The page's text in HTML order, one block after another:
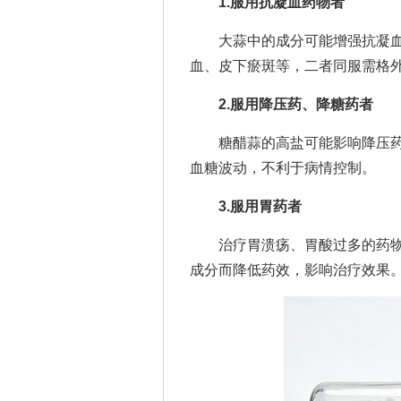
大蒜中的成分可能增强抗凝血
血、皮下瘀斑等，二者同服需格
2.服用降压药、降糖药者
糖醋蒜的高盐可能影响降压药
血糖波动，不利于病情控制。
3.服用胃药者
治疗胃溃疡、胃酸过多的药物
成分而降低药效，影响治疗效果